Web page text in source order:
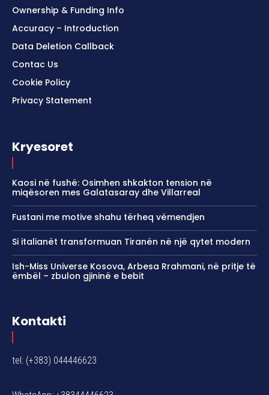
Ownership & Funding Info
Accuracy – Introduction
Data Deletion Callback
Contac Us
Cookie Policy
Privacy Statement
Kryesoret
Kaosi në fushë: Osimhen shkakton tension në
miqësoren mes Galatasaray dhe Villarreal
Fustani me motive shahu tërheq vëmendjen
Si italianët transformuan Tiranën në një qytet modern
Ish-Miss Universe Kosova, Arbesa Rrahmani, në pritje të
ëmbël – zbulon gjininë e bebit
Kontakti
tel: (+383) 044446623